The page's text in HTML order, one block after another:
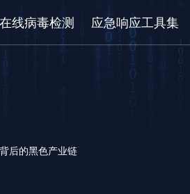
在线病毒检测 应急响应工具集
后的黑色产业链